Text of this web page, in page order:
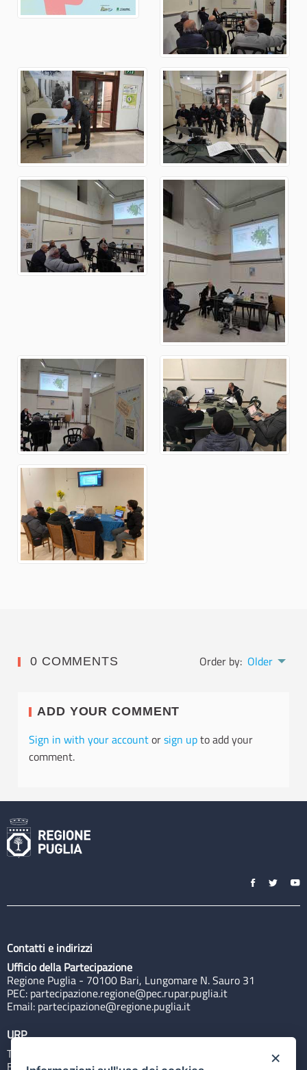
0 COMMENTS Order by: Older
ADD YOUR COMMENT
Sign in with your accountorsign upto add your
comment.
Contatti e indirizzi
Ufficio della Partecipazione
Regione Puglia - 70100 Bari, Lungomare N. Sauro 31
PEC: partecipazione.regione@pec.rupar.puglia.it
Email: partecipazione@regione.puglia.it
URP
Tel: 800713939
Email:quiregione@regione.puglia.it ×